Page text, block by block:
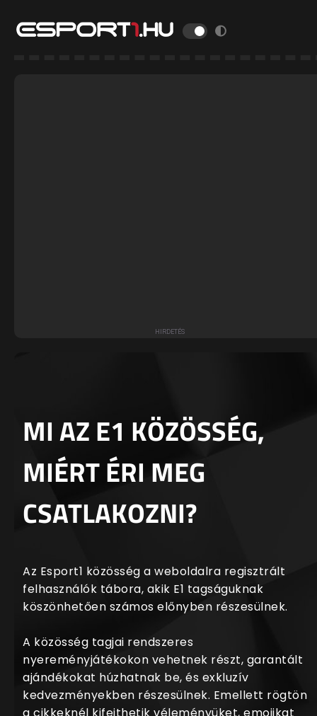
MI AZ E1 KÖZÖSSÉG,
MIÉRT ÉRI MEG
CSATLAKOZNI?
Az Esport1 közösség a weboldalra regisztrált
felhasználók tábora, akik E1 tagságuknak
köszönhetően számos előnyben részesülnek.
A közösség tagjai rendszeres
nyereményjátékokon vehetnek részt, garantált
ajándékokat húzhatnak be, és exkluzív
kedvezményekben részesülnek. Emellett rögtön